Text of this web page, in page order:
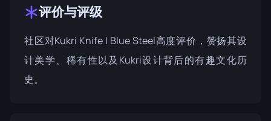
评价与评级
社区对Kukri Knife | Blue Steel高度评价，赞扬其设
计美学、稀有性以及Kukri设计背后的有趣文化历
史。